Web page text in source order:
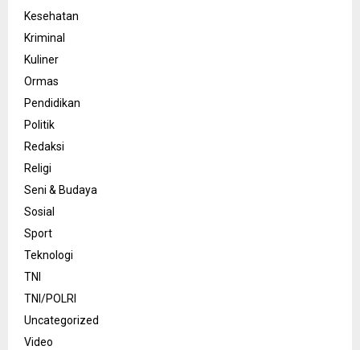
Kesehatan
Kriminal
Kuliner
Ormas
Pendidikan
Politik
Redaksi
Religi
Seni & Budaya
Sosial
Sport
Teknologi
TNI
TNI/POLRI
Uncategorized
Video